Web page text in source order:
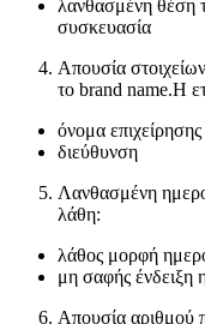
λανθασμένη θέση
συσκευασία
Απουσία
το brand name.Η
όνομα επιχείρησης
διεύθυνση
Λανθασμένη
λάθη:
λάθος μορφή
μη σαφής ένδειξη
Απουσία αριθμού